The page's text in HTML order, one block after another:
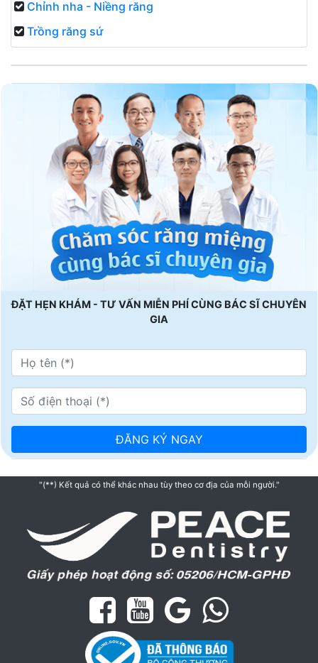
Chỉnh nha - Niềng răng
Trồng răng sứ
ĐẶT HẸN KHÁM - TƯ VẤN MIỄN PHÍ CÙNG BÁC SĨ CHUYÊN
GIA
"(**) Kết quả có thể khác nhau tùy theo cơ địa của mỗi người."